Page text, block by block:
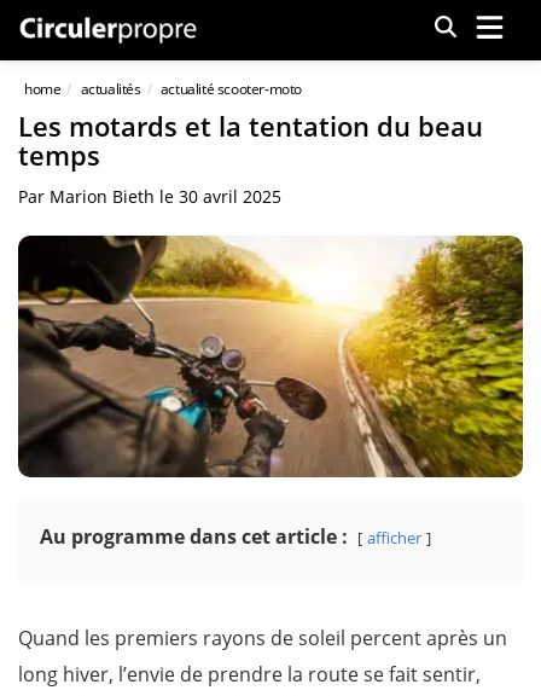
Menu
home actualités actualité scooter-moto
Les motards et la tentation du beau
temps
Par Marion Bieth le 30 avril 2025
Au programme dans cet article : afficher
Quand les premiers rayons de soleil percent après un
long hiver, l’envie de prendre la route se fait sentir,